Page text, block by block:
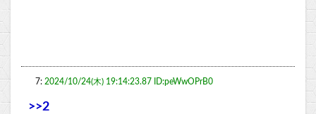
7: 2024/10/24(木) 19:14:23.87 ID:peWwOPrB0
>>2